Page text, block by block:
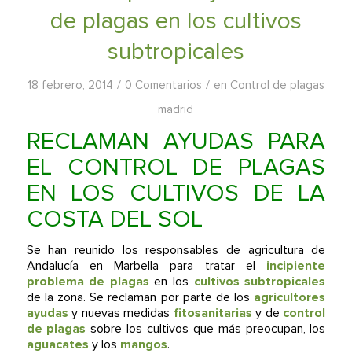
de plagas en los cultivos
subtropicales
18 febrero, 2014 / 0 Comentarios / en Control de plagas
madrid
RECLAMAN AYUDAS PARA
EL CONTROL DE PLAGAS
EN LOS CULTIVOS DE LA
COSTA DEL SOL
Se han reunido los responsables de agricultura de
Andalucía en Marbella para tratar el incipiente
problema de plagas en los cultivos subtropicales
de la zona. Se reclaman por parte de los agricultores
ayudas y nuevas medidas fitosanitarias y de control
de plagas sobre los cultivos que más preocupan, los
aguacates y los mangos.